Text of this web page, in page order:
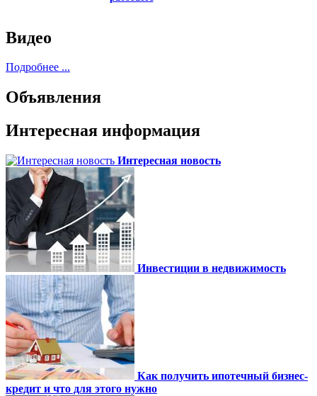
Видео
Подробнее ...
Объявления
Интересная информация
Интересная новость
Инвестиции в недвижимость
Как получить ипотечный бизнес-
кредит и что для этого нужно